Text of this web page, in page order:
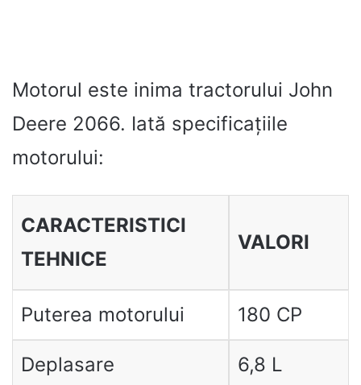
Motorul este inima tractorului John
Deere 2066. Iată specificațiile
motorului:
CARACTERISTICI
TEHNICE
VALORI
Puterea motorului 180 CP
Deplasare 6,8 L